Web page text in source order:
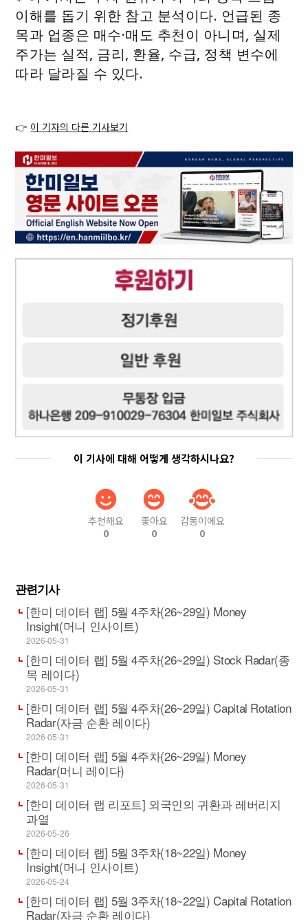
이해를 돕기 위한 참고 분석이다. 언급된 종
목과 업종은 매수·매도 추천이 아니며, 실제
주가는 실적, 금리, 환율, 수급, 정책 변수에
따라 달라질 수 있다.
👉 이 기자의 다른 기사보기
이 기사에 대해 어떻게 생각하시나요?
추천해요
0
좋아요
0
감동이에요
0
관련기사
[한미 데이터 랩] 5월 4주차(26~29일) Money
Insight(머니 인사이트)
2026-05-31
[한미 데이터 랩] 5월 4주차(26~29일) Stock Radar(종
목 레이다)
2026-05-31
[한미 데이터 랩] 5월 4주차(26~29일) Capital Rotation
Radar(자금 순환 레이다)
2026-05-31
[한미 데이터 랩] 5월 4주차(26~29일) Money
Radar(머니 레이다)
2026-05-31
[한미 데이터 랩 리포트] 외국인의 귀환과 레버리지
과열
2026-05-26
[한미 데이터 랩] 5월 3주차(18~22일) Money
Insight(머니 인사이트)
2026-05-24
[한미 데이터 랩] 5월 3주차(18~22일) Capital Rotation
Radar(자금 순환 레이다)